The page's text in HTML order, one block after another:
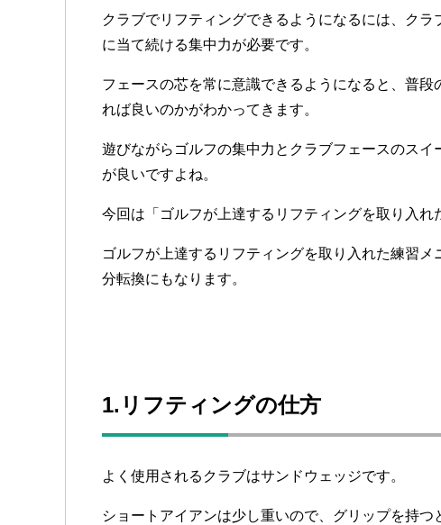
クラブでリフティングできるようになるには、ク
に当て続ける集中力が必要です。
フェースの芯を常に意識できるようになると、普
れば良いのかがわかってきます。
遊びながらゴルフの集中力とクラブフェースのス
が良いですよね。
今回は「ゴルフが上達するリフティングを取り入れ
ゴルフが上達するリフティングを取り入れた練習
分転換にもなります。
1.リフティングの仕方
よく使用されるクラブはサンドウェッジです。
ショートアイアンは少し重いので、グリップを持